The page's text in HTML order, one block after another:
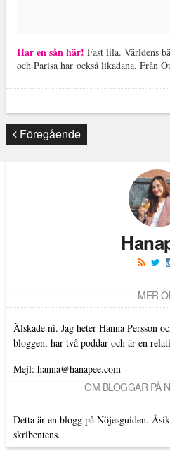
Har en sån här! Fast lila. Världens
och Parisa har också likadana. Från
Föregående
MER
Älskade ni. Jag heter Hanna Persson
bloggen, har två poddar och är en
Mejl: hanna@hanapee.com
OM BLOGGAR PÅ
Detta är en blogg på Nöjesguiden.
skribentens.